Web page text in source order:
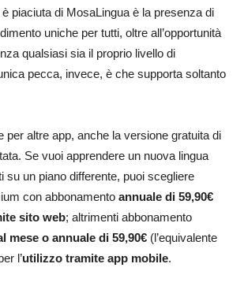
piaciuta di MosaLingua è la presenza di
uniche per tutti, oltre all’opportunità
qualsiasi sia il proprio livello di
pecca, invece, è che supporta soltanto
per altre app, anche la versione gratuita di
Se vuoi apprendere un nuova lingua
su un piano differente, puoi scegliere
con abbonamento annuale di 59,90€
sito web; altrimenti abbonamento
mese o annuale di 59,90€ (l’equivalente
l’utilizzo tramite app mobile.